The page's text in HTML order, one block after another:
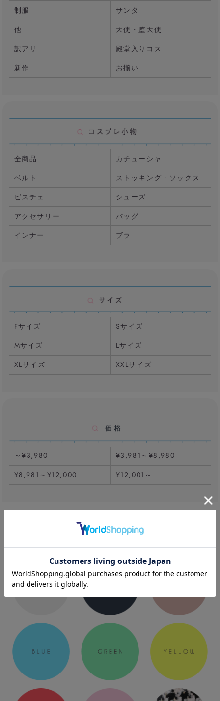
制服
サンタ
他
天使・堕天使
訳アリ
殿堂入りコス
新作
お揃い
全商品
カチューシャ
ベルト
ストッキング・ソックス
ビスチェ
シューズ
アクセサリー
バッグ
インナー
ブラ
Fサイズ
Sサイズ
Mサイズ
Lサイズ
XLサイズ
XXLサイズ
～¥3,980
¥3,981～¥8,980
¥8,981～¥12,000
¥12,001～